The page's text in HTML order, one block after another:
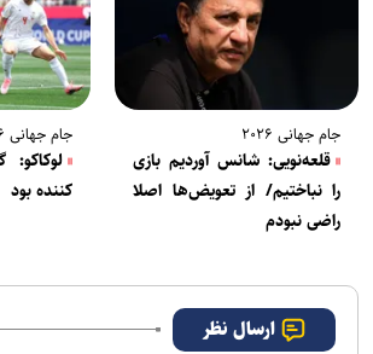
جام جهانی ۲۰۲۶
قلعه‌نویی: شانس آوردیم بازی
را نباختیم/ از تعویض‌ها اصلا
راضی نبودم
جام جهانی ۲۰۲۶
لوکاکو:
کننده بود
ارسال نظر